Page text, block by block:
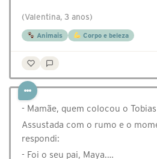
(Valentina, 3 anos)
Animais Corpo e beleza
- Mamãe, quem colocou o
Assustada com o rumo e o
respondi:
- Foi o seu pai, Maya.…